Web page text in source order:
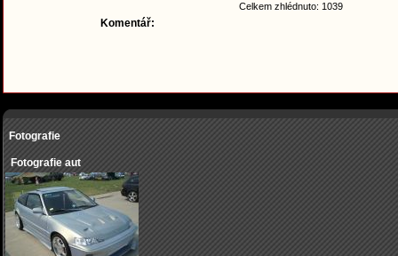
Celkem zhlédnuto: 1039
Komentář:
Fotografie
Fotografie aut